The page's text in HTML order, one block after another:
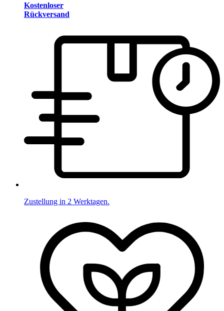
Kostenloser
Rückversand
Zustellung in 2 Werktagen.